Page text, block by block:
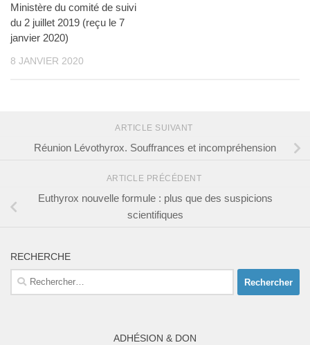
Ministère du comité de suivi
du 2 juillet 2019 (reçu le 7
janvier 2020)
8 JANVIER 2020
ARTICLE SUIVANT
Réunion Lévothyrox. Souffrances et incompréhension
ARTICLE PRÉCÉDENT
Euthyrox nouvelle formule : plus que des suspicions
scientifiques
RECHERCHE
Rechercher :
ADHÉSION & DON